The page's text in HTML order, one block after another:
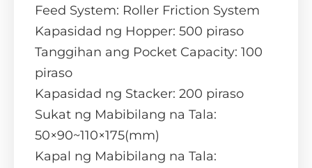
Feed System: Roller Friction System
Kapasidad ng Hopper: 500 piraso
Tanggihan ang Pocket Capacity: 100
piraso
Kapasidad ng Stacker: 200 piraso
Sukat ng Mabibilang na Tala:
50×90~110×175(mm)
Kapal ng Mabibilang na Tala: